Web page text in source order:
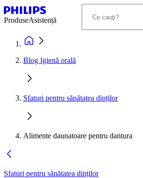
ProduseAsistență
Blog Igienă orală
Sfaturi pentru sănătatea dinților
Alimente daunatoare pentru dantura
Sfaturi pentru sănătatea dinților